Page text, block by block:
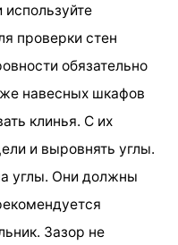
используйте
проверки стен
обязательно
навесных шкафов
клинья. С их
и выровнять углы.
углы. Они должны
Зазор не